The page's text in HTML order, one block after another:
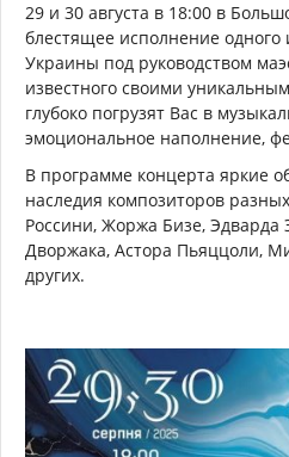
29 и 30 августа в 18:00 в
блестящее исполнение одного
Украины под руководством
известного своими
глубоко погрузят Вас в
эмоциональное наполнение,
В программе концерта яркие
наследия композиторов
Россини, Жоржа Бизе, Эдварда
Дворжака, Астора Пьяццоли,
других.